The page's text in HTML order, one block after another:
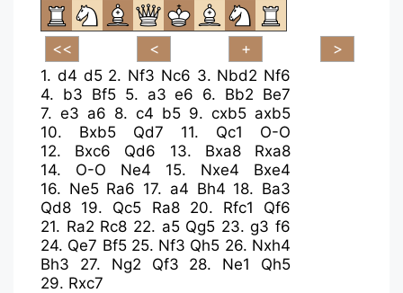
1. d4 d5 2. Nf3 Nc6 3. Nbd2 Nf6
4. b3 Bf5 5. a3 e6 6. Bb2 Be7
7. e3 a6 8. c4 b5 9. cxb5 axb5
10. Bxb5 Qd7 11. Qc1
O-O
12. Bxc6 Qd6 13. Bxa8
Rxa8
14. O-O Ne4 15. Nxe4
Bxe4
16. Ne5 Ra6 17. a4 Bh4 18. Ba3
Qd8 19. Qc5 Ra8 20. Rfc1
Qf6
21. Ra2 Rc8 22. a5 Qg5 23.g3 f6
24. Qe7 Bf5 25. Nf3 Qh5 26. Nxh4
Bh3
27. Ng2 Qf3 28. Ne1
Qh5
29. Rxc7